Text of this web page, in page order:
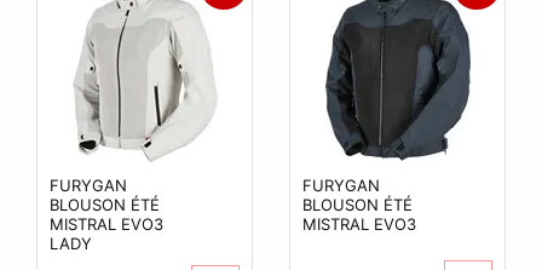
FURYGAN
BLOUSON ÉTÉ
MISTRAL EVO3
LADY
FURYGAN
BLOUSON ÉTÉ
MISTRAL EVO3